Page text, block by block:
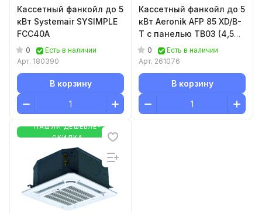
Кассетный фанкойл до 5
кВт Systemair SYSIMPLE
FCC40A
0
Есть в наличии
Арт. 180390
В корзину
Кассетный фанкойл до 5
кВт Aeronik AFP 85 XD/B-
T с панелью TB03 (4,5
кВт)
0
Есть в наличии
Арт. 261076
В корзину
НАШЛИ ДЕШЕВЛЕ-
СКИДКА